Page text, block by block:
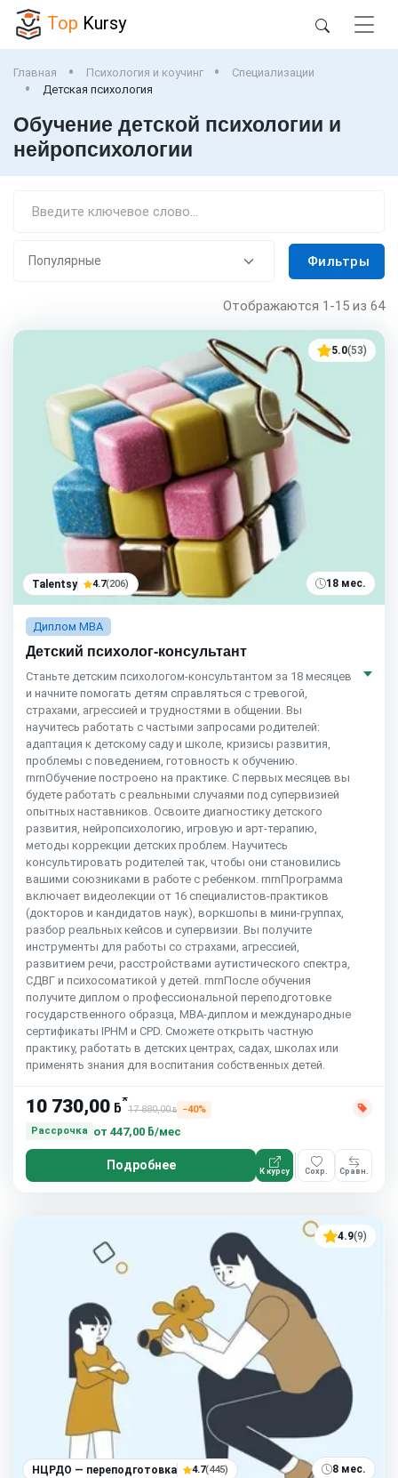
Top Kursy
Главная Психология и коучинг
Специализации
Детская психология
Обучение детской психологии и
нейропсихологии
Фильтры
Отображаются 1-15 из 64
5.0(53)
Talentsy 4.7(206) 18 мес.
Диплом MBA
Детский психолог-консультант
Станьте детским психологом-консультантом за 18 месяцев
и начните помогать детям справляться с тревогой,
страхами, агрессией и трудностями в общении. Вы
научитесь работать с частыми запросами родителей:
адаптация к детскому саду и школе, кризисы развития,
проблемы с поведением, готовность к обучению.
rnrnОбучение построено на практике. С первых месяцев вы
будете работать с реальными случаями под супервизией
опытных наставников. Освоите диагностику детского
развития, нейропсихологию, игровую и арт-терапию,
методы коррекции детских проблем. Научитесь
консультировать родителей так, чтобы они становились
вашими союзниками в работе с ребенком. rnrnПрограмма
включает видеолекции от 16 специалистов-практиков
(докторов и кандидатов наук), воркшопы в мини-группах,
разбор реальных кейсов и супервизии. Вы получите
инструменты для работы со страхами, агрессией,
развитием речи, расстройствами аутистического спектра,
СДВГ и психосоматикой у детей. rnrnПосле обучения
получите диплом о профессиональной переподготовке
государственного образца, MBA-диплом и международные
сертификаты IPHM и CPD. Сможете открыть частную
практику, работать в детских центрах, садах, школах или
применять знания для воспитания собственных детей.
10 730,00 ƃ*
17 880,00ƃ
−40%
Рассрочка
от 447,00 ƃ/мес
Подробнее К курсу Сохр. Сравн.
4.9(9)
НЦРДО — переподготовка 4.7(445) 8 мес.